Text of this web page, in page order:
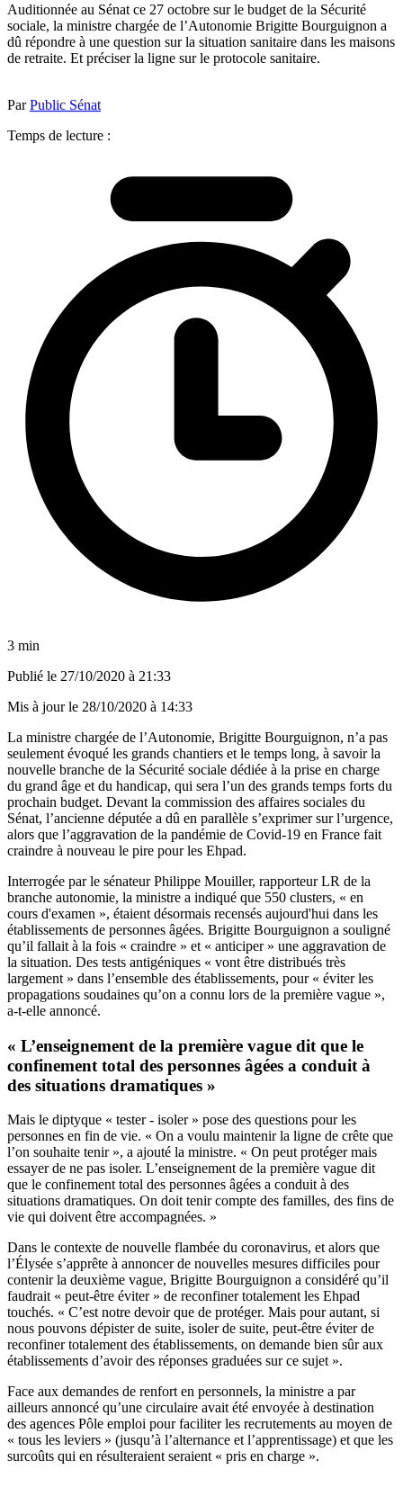
Auditionnée au Sénat ce 27 octobre sur le budget de la Sécurité
sociale, la ministre chargée de l’Autonomie Brigitte Bourguignon a
dû répondre à une question sur la situation sanitaire dans les maisons
de retraite. Et préciser la ligne sur le protocole sanitaire.
ParPublic Sénat
Temps de lecture :
3 min
Publié le 27/10/2020 à 21:33
Mis à jour le 28/10/2020 à 14:33
La ministre chargée de l’Autonomie, Brigitte Bourguignon, n’a pas
seulement évoqué les grands chantiers et le temps long, à savoir la
nouvelle branche de la Sécurité sociale dédiée à la prise en charge
du grand âge et du handicap, qui sera l’un des grands temps forts du
prochain budget. Devant la commission des affaires sociales du
Sénat, l’ancienne députée a dû en parallèle s’exprimer sur l’urgence,
alors que l’aggravation de la pandémie de Covid-19 en France fait
craindre à nouveau le pire pour les Ehpad.
Interrogée par le sénateur Philippe Mouiller, rapporteur LR de la
branche autonomie, la ministre a indiqué que 550 clusters, « en
cours d'examen », étaient désormais recensés aujourd'hui dans les
établissements de personnes âgées. Brigitte Bourguignon a souligné
qu’il fallait à la fois « craindre » et « anticiper » une aggravation de
la situation. Des tests antigéniques « vont être distribués très
largement » dans l’ensemble des établissements, pour « éviter les
propagations soudaines qu’on a connu lors de la première vague »,
a-t-elle annoncé.
« L’enseignement de la première vague dit que le
confinement total des personnes âgées a conduit à
des situations dramatiques »
Mais le diptyque « tester - isoler » pose des questions pour les
personnes en fin de vie. « On a voulu maintenir la ligne de crête que
l’on souhaite tenir », a ajouté la ministre. « On peut protéger mais
essayer de ne pas isoler. L’enseignement de la première vague dit
que le confinement total des personnes âgées a conduit à des
situations dramatiques. On doit tenir compte des familles, des fins de
vie qui doivent être accompagnées. »
Dans le contexte de nouvelle flambée du coronavirus, et alors que
l’Élysée s’apprête à annoncer de nouvelles mesures difficiles pour
contenir la deuxième vague, Brigitte Bourguignon a considéré qu’il
faudrait « peut-être éviter » de reconfiner totalement les Ehpad
touchés. « C’est notre devoir que de protéger. Mais pour autant, si
nous pouvons dépister de suite, isoler de suite, peut-être éviter de
reconfiner totalement des établissements, on demande bien sûr aux
établissements d’avoir des réponses graduées sur ce sujet ».
Face aux demandes de renfort en personnels, la ministre a par
ailleurs annoncé qu’une circulaire avait été envoyée à destination
des agences Pôle emploi pour faciliter les recrutements au moyen de
« tous les leviers » (jusqu’à l’alternance et l’apprentissage) et que les
surcoûts qui en résulteraient seraient « pris en charge ».